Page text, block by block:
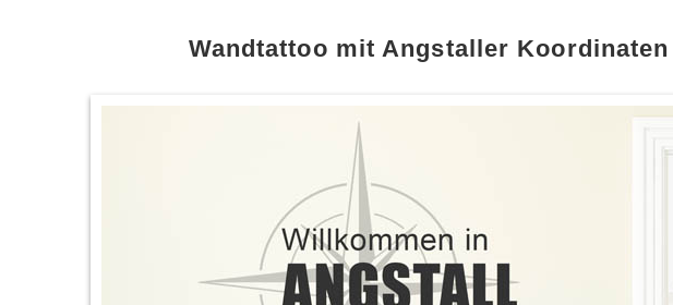
Wandtattoo mit Angstaller Koordinaten